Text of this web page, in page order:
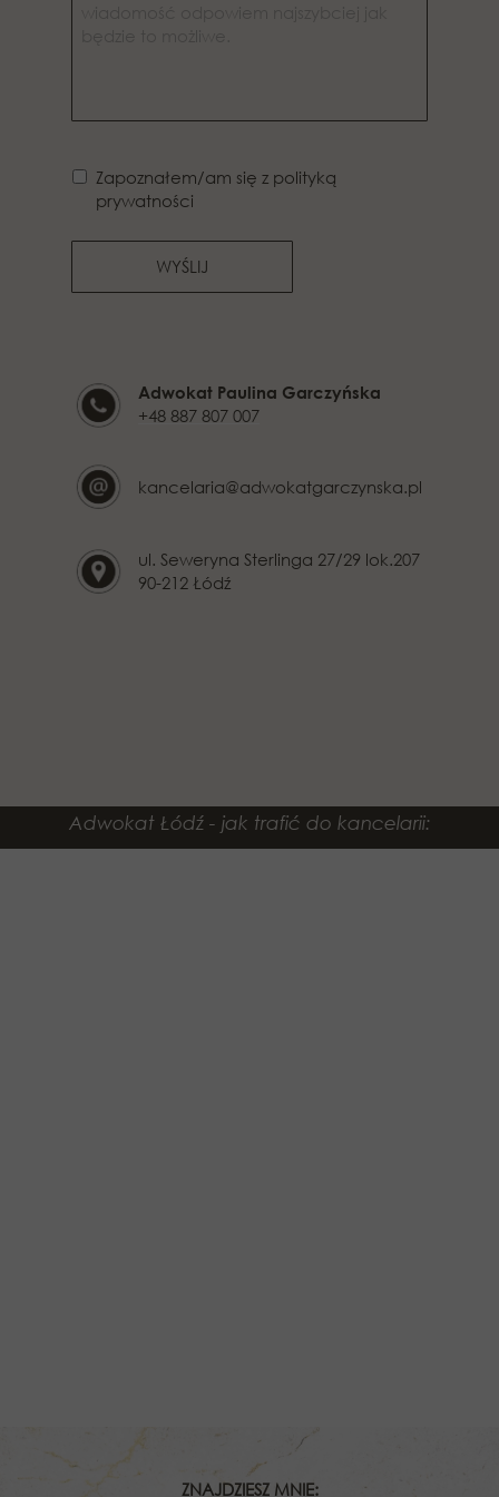
Adwokat Łódź - jak trafić do kancelarii:
ul. Seweryna Sterlinga 27/29 lok.207
90-212 Łódź
kancelaria@adwokatgarczynska.pl
Adwokat Paulina Garczyńska
+48 887 807 007
Zapoznałem/am się z polityką
prywatności
WYŚLIJ
ZNAJDZIESZ MNIE: